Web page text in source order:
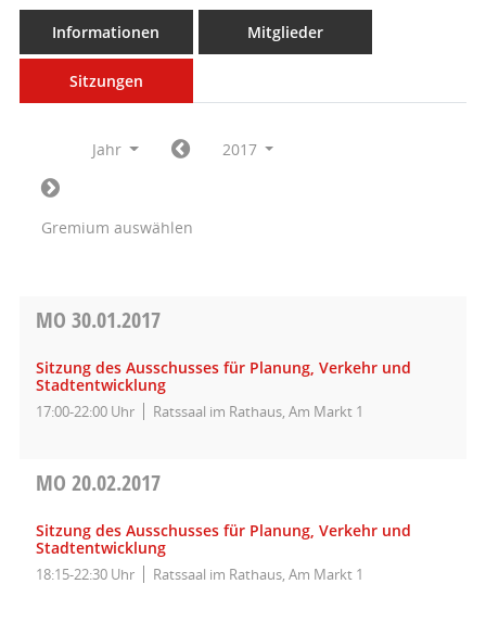
Informationen Mitglieder
Sitzungen
Jahr 2017
Gremium auswählen
MO 30.01.2017
Sitzung des Ausschusses für Planung, Verkehr und
Stadtentwicklung
17:00-22:00 Uhr Ratssaal im Rathaus, Am Markt 1
MO 20.02.2017
Sitzung des Ausschusses für Planung, Verkehr und
Stadtentwicklung
18:15-22:30 Uhr Ratssaal im Rathaus, Am Markt 1